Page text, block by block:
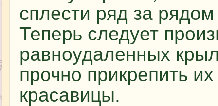
сплести ряд за
Теперь следует
равноудаленных
прочно прикрепить
красавицы.